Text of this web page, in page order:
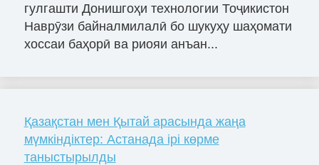
гулгашти Донишгоҳи технологии Тоҷикистон
Наврӯзи байналмилалӣ бо шукуҳу шаҳомати
хоссаи баҳорӣ ва риояи анъан...
Қазақстан мен Қытай арасында жаңа
мүмкіндіктер: Астанада ірі көрме
таныстырылды